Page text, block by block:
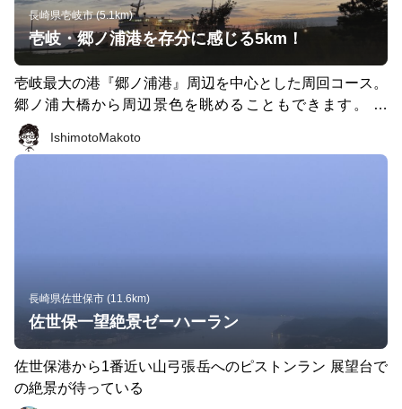
長崎県壱岐市 (5.1km)
壱岐・郷ノ浦港を存分に感じる5km！
壱岐最大の港『郷ノ浦港』周辺を中心とした周回コース。
郷ノ浦大橋から周辺景色を眺めることもできます。 ま
た、街灯の少ない壱岐において、比較的明るい時間以外で
も走りやすいコースです。
IshimotoMakoto
長崎県佐世保市 (11.6km)
佐世保一望絶景ゼーハーラン
佐世保港から1番近い山弓張岳へのピストンラン 展望台で
の絶景が待っている